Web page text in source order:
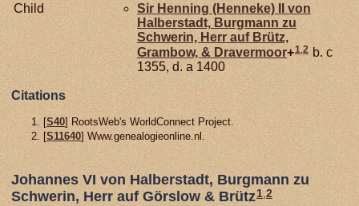
Child
Sir Henning (Henneke) II von
Halberstadt, Burgmann zu
Schwerin, Herr auf Brütz,
Grambow, & Dravermoor+1,2 b. c
1355, d. a 1400
Citations
[S40] RootsWeb's WorldConnect Project.
[S11640] Www.genealogieonline.nl.
Johannes VI von Halberstadt, Burgmann zu
Schwerin, Herr auf Görslow & Brütz1,2